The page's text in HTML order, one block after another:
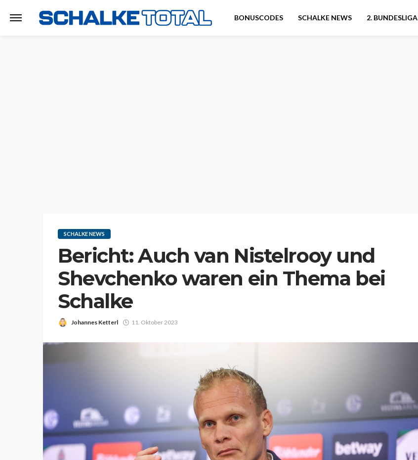
BONUSCODES SCHALKE NEWS 2. BUNDESLIGA
SCHALKE NEWS
Bericht: Auch van Nistelrooy und
Shevchenko waren ein Thema bei
Schalke
Johannes Ketterl 11. Oktober 2023